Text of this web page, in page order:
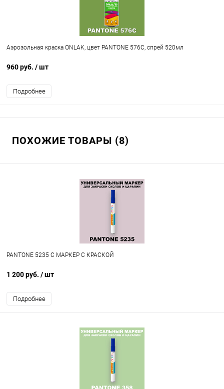
Аэрозольная краска ONLAK, цвет PANTONE 576C, спрей 520мл
960 руб. / шт
Подробнее
ПОХОЖИЕ ТОВАРЫ (8)
PANTONE 5235 C МАРКЕР С КРАСКОЙ
1 200 руб. / шт
Подробнее